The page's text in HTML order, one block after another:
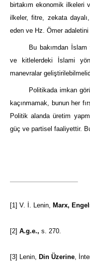
birtakım ekonomik ilkeleri
ilkeler, fitre, zekata
eden ve Hz. Ömer adaletini
Bu bakımdan
ve kitlelerdeki İslami
manevralar
Politikada imkan
kaçınmamak, bunun her
Politik alanda üretim
güç ve partisel faaliyettir.
[1] V. İ. Lenin, Marx,
[2] A.g.e., s. 270.
[3] Lenin, Din Üzerine,